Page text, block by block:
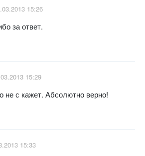
15:26
за ответ.
15:29
не с кажет. Абсолютно верно!
15:33